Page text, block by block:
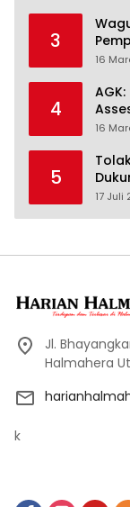
3
16
4
16
5
17 Juli
Jl.
Halmahera
k